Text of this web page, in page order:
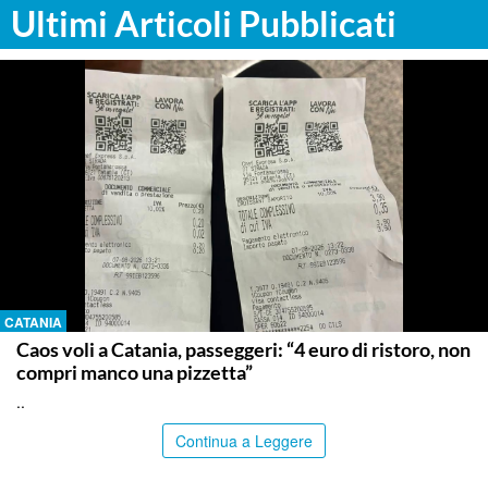
Ultimi Articoli Pubblicati
CATANIA
Caos voli a Catania, passeggeri: “4 euro di ristoro, non
compri manco una pizzetta”
..
Continua a Leggere